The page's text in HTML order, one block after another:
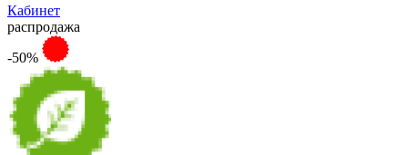
Кабинет
распродажа
-50%